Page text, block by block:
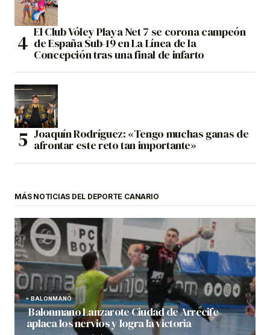
El Club Vóley Playa Net 7 se corona campeón
de España Sub-19 en La Línea de la
Concepción tras una final de infarto
Joaquín Rodríguez: «Tengo muchas ganas de
afrontar este reto tan importante»
MÁS NOTICIAS DEL DEPORTE CANARIO
BALONMANO
Balonmano Lanzarote Ciudad de Arrecife
aplaca los nervios y logra la victoria